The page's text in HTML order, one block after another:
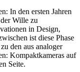
In den ersten Jahren
Wille zu
in Design,
ist diese Phase
den aus analoger
Kompaktkameras auf
Seite.